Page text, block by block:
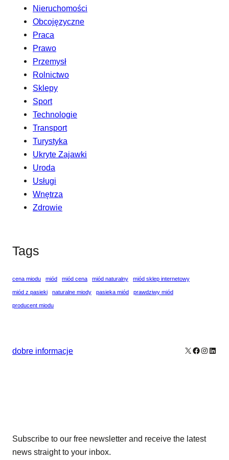
Nieruchomości
Obcojęzyczne
Praca
Prawo
Przemysł
Rolnictwo
Sklepy
Sport
Technologie
Transport
Turystyka
Ukryte Zajawki
Uroda
Usługi
Wnętrza
Zdrowie
Tags
cena miodu miód miód cena miód naturalny miód sklep internetowy
miód z pasieki naturalne miody pasieka miód prawdziwy miód
producent miodu
dobre informacje X Facebook
Subscribe to our free newsletter and receive the latest
news straight to your inbox.